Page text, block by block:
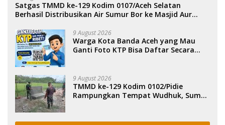
Satgas TMMD ke-129 Kodim 0107/Aceh Selatan
Berhasil Distribusikan Air Sumur Bor ke Masjid Aur
9 August 2026
Warga Kota Banda Aceh yang Mau
Ganti Foto KTP Bisa Daftar Secara
9 August 2026
TMMD ke-129 Kodim 0102/Pidie
Rampungkan Tempat Wudhuk, Sumur